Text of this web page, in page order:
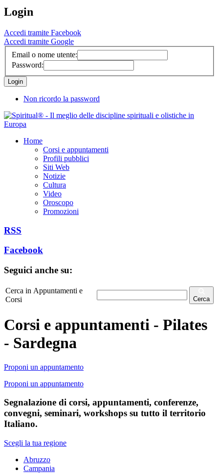
Login
Accedi tramite Facebook
Accedi tramite Google
Email o nome utente:
Password:
Non ricordo la password
Home
Corsi e appuntamenti
Profili pubblici
Siti Web
Notizie
Cultura
Video
Oroscopo
Promozioni
RSS
Facebook
Seguici anche su:
Cerca in Appuntamenti e
Corsi
Cerca
Corsi e appuntamenti - Pilates
- Sardegna
Proponi un appuntamento
Proponi un appuntamento
Segnalazione di corsi, appuntamenti, conferenze,
convegni, seminari, workshops su tutto il territorio
Italiano.
Scegli la tua regione
Abruzzo
Campania